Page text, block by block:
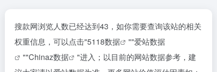
搜款网浏览人数已经达到43，如你需要查询该站的相关
权重信息，可以点击"5118数据 ""爱站数据
""Chinaz数据
"进入；以目前的网站数据参考，建